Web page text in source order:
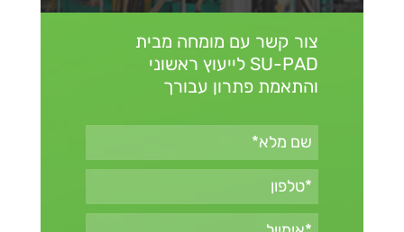
צור קשר עם מומחה מבית
SU-PAD לייעוץ ראשוני
והתאמת פתרון עבורך